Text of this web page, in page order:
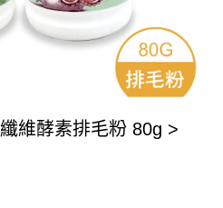
維酵素排毛粉 80g >